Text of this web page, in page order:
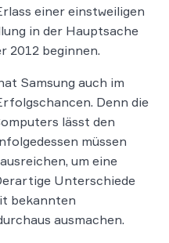
einer einstweiligen
in der Hauptsache
2012 beginnen.
Samsung auch im
Denn die
lässt den
müssen
um eine
Unterschiede
bekannten
ausmachen.